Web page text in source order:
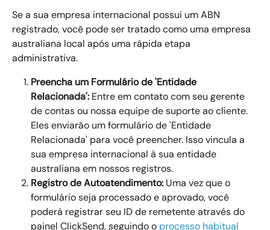
Se a sua empresa internacional possui um ABN
registrado, você pode ser tratado como uma empresa
australiana local após uma rápida etapa
administrativa.
Preencha um Formulário de 'Entidade
Relacionada': Entre em contato com seu gerente
de contas ou nossa equipe de suporte ao cliente.
Eles enviarão um formulário de 'Entidade
Relacionada' para você preencher. Isso vincula a
sua empresa internacional à sua entidade
australiana em nossos registros.
Registro de Autoatendimento: Uma vez que o
formulário seja processado e aprovado, você
poderá registrar seu ID de remetente através do
painel ClickSend, seguindo o processo habitual